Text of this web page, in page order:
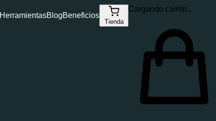
HerramientasBlogBeneficios
Tienda
Cargando carrito...